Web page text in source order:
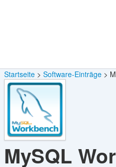
Startseite Software-Einträge
MySQL